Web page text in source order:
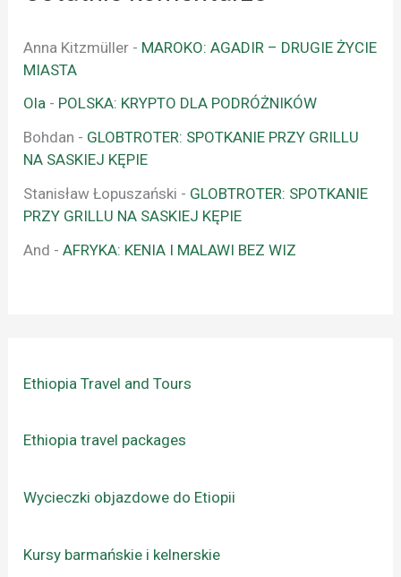
Anna Kitzmüller - MAROKO: AGADIR – DRUGIE ŻYCIE
MIASTA
Ola - POLSKA: KRYPTO DLA PODRÓŻNIKÓW
Bohdan - GLOBTROTER: SPOTKANIE PRZY GRILLU
NA SASKIEJ KĘPIE
Stanisław Łopuszański - GLOBTROTER: SPOTKANIE
PRZY GRILLU NA SASKIEJ KĘPIE
And -AFRYKA: KENIA I MALAWI BEZ WIZ
Ethiopia Travel and Tours
Ethiopia travel packages
Wycieczki objazdowe do Etiopii
Kursy barmańskie i kelnerskie